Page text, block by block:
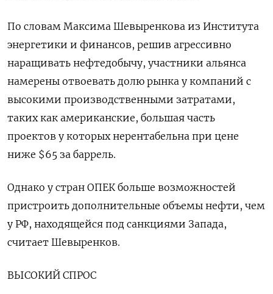
По словам Максима Шевыренкова из Института
энергетики и финансов, решив агрессивно
наращивать нефтедобычу, участники альянса
намерены отвоевать долю рынка у компаний с
высокими производственными затратами,
таких как американские, большая часть
проектов у которых нерентабельна при цене
ниже $65 за баррель.
Однако у стран ОПЕК больше возможностей
пристроить дополнительные объемы нефти, чем
у РФ, находящейся под санкциями Запада,
считает Шевыренков.
ВЫСОКИЙ СПРОС